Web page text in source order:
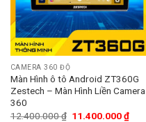
CAMERA 360 ĐỘ
Màn Hình ô tô Android ZT360G
Zestech – Màn Hình Liền Camera
360
12.400.000₫ 11.400.000₫